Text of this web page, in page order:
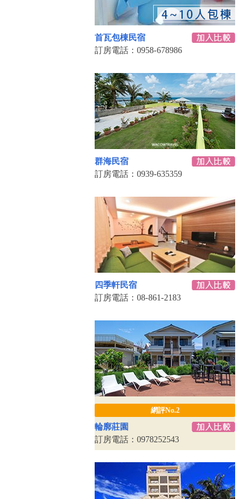
首瓦包棟民宿
訂房電話：0958-678986
群海民宿
訂房電話：0939-635359
四季軒民宿
訂房電話：08-861-2183
網評No.2
輪廓莊園
訂房電話：0978252543